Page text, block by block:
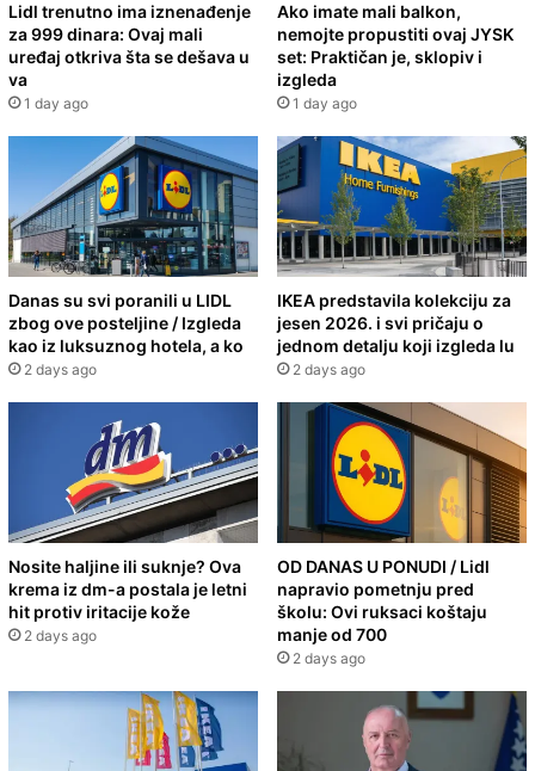
Lidl trenutno ima iznenađenje
za 999 dinara: Ovaj mali
uređaj otkriva šta se dešava u
va
1 day ago
Ako imate mali balkon,
nemojte propustiti ovaj JYSK
set: Praktičan je, sklopiv i
izgleda
1 day ago
Danas su svi poranili u LIDL
zbog ove posteljine / Izgleda
kao iz luksuznog hotela, a ko
2 days ago
IKEA predstavila kolekciju za
jesen 2026. i svi pričaju o
jednom detalju koji izgleda lu
2 days ago
Nosite haljine ili suknje? Ova
krema iz dm-a postala je letni
hit protiv iritacije kože
2 days ago
OD DANAS U PONUDI / Lidl
napravio pometnju pred
školu: Ovi ruksaci koštaju
manje od 700
2 days ago